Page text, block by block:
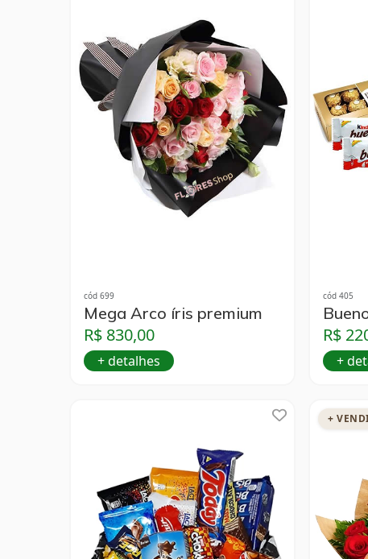
cód 699
Mega Arco íris premium
R$ 830,00
+ detalhes
cód 405
R$
+
+